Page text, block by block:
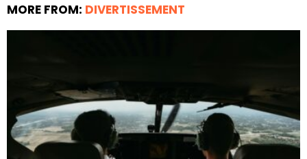
MORE FROM: DIVERTISSEMENT